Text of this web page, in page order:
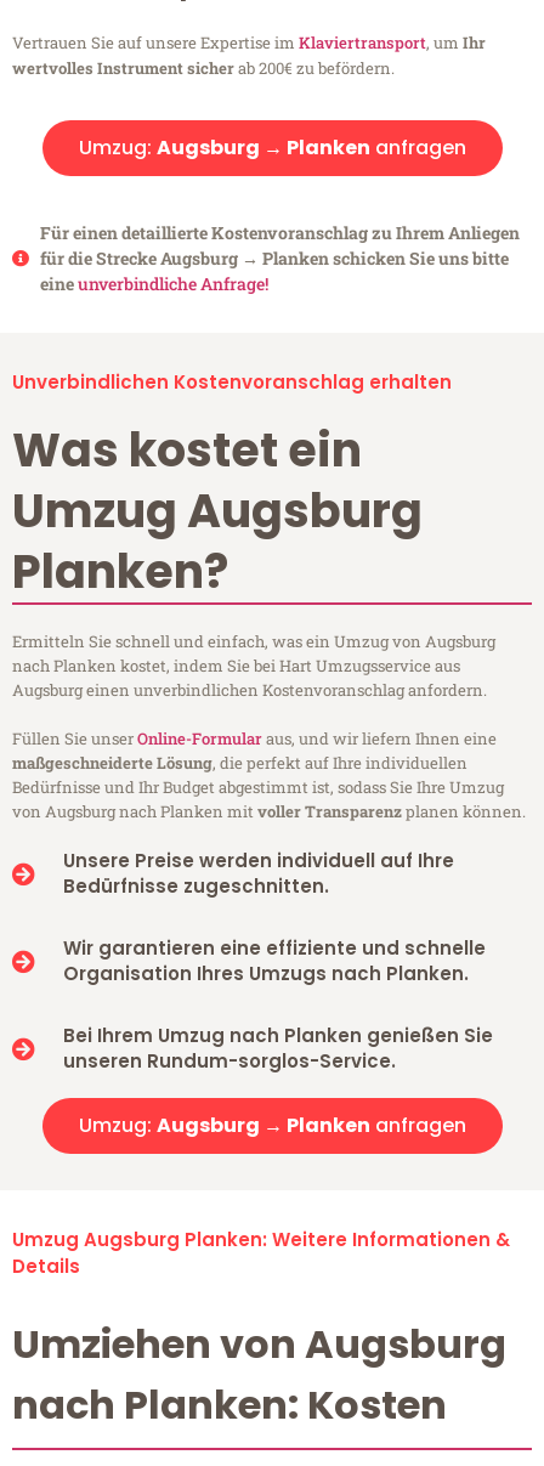
Vertrauen Sie auf unsere Expertise im Klaviertransport, um Ihr
wertvolles Instrument sicherab 200€ zu befördern.
Umzug: Augsburg → Planken anfragen
Für einen detaillierte Kostenvoranschlag zu Ihrem Anliegen
für die Strecke Augsburg → Planken schicken Sie uns bitte
eineunverbindliche Anfrage!
Unverbindlichen Kostenvoranschlag erhalten
Was kostet ein
Umzug Augsburg
Planken?
Ermitteln Sie schnell und einfach, was ein Umzug von Augsburg
nach Planken kostet, indem Sie bei Hart Umzugsservice aus
Augsburg einen unverbindlichen Kostenvoranschlag anfordern.
Füllen Sie unserOnline-Formularaus, und wir liefern Ihnen eine
maßgeschneiderte Lösung, die perfekt auf Ihre individuellen
Bedürfnisse und Ihr Budget abgestimmt ist, sodass Sie Ihre Umzug
von Augsburg nach Planken mitvoller Transparenzplanen können.
Unsere Preise werden individuell auf Ihre
Bedürfnisse zugeschnitten.
Wir garantieren eine effiziente und schnelle
Organisation Ihres Umzugs nach Planken.
Bei Ihrem Umzug nach Planken genießen Sie
unseren Rundum-sorglos-Service.
Umzug: Augsburg → Planken anfragen
Umzug Augsburg Planken: Weitere Informationen &
Details
Umziehen von Augsburg
nach Planken: Kosten